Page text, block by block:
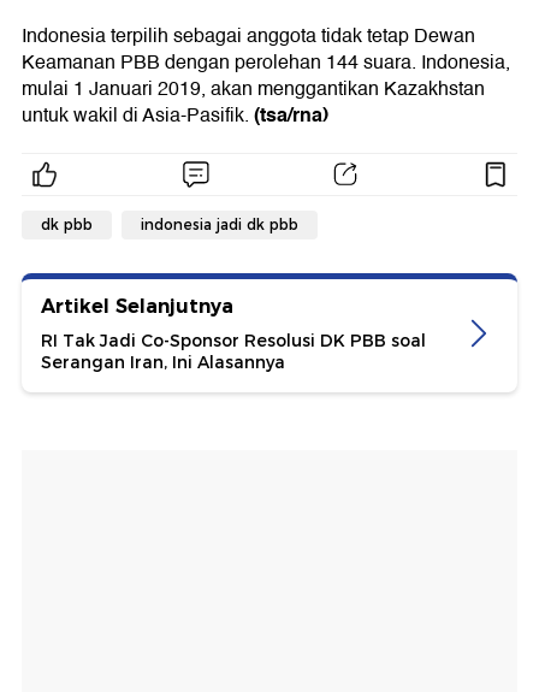
Indonesia terpilih sebagai anggota tidak tetap Dewan
Keamanan PBB dengan perolehan 144 suara. Indonesia,
mulai 1 Januari 2019, akan menggantikan Kazakhstan
untuk wakil di Asia-Pasifik.(tsa/rna)
dk pbb indonesia jadi dk pbb
Artikel Selanjutnya
RI Tak Jadi Co-Sponsor Resolusi DK PBB soal
Serangan Iran, Ini Alasannya